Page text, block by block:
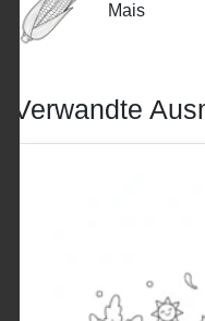
Mais
Verwandte